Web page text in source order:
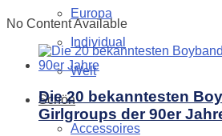
Europa
Individual
Welt
Schön
Accessoires
No Content Available
Die 20 bekanntesten
Girlgroups der 90er